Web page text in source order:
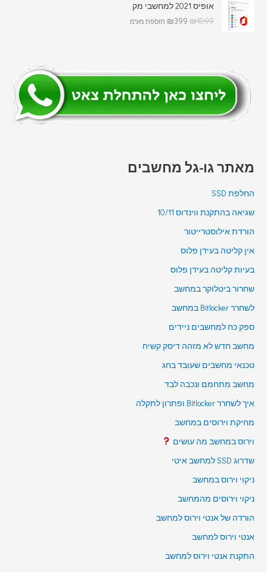
אופיס 2021 למחשבי מק
₪1099
₪399 תוספת מע"מ
מאתר גו-גל מחשבים
החלפת SSD
שגיאה בהתקנת ווינדוס 10/11
הורדת אילוסטרייטור
אין קליטה בעידן פלוס
בעיות קליטה בעידן פלוס
שחרור ביטלוקר במחשב
לשחרר Bitlocker במחשב
ספק כח למחשבים ניידים
מחשב חדש לא מזהה דיסק קשיח
טכנאי מחשבים שעובד בחג
מחשב מתחמם ונכבה לבד
איך לשחרר Bitlocker ופתרון לתקלה
מחיקת וירוסים במחשב
וירוס במחשב מה עושים
שדרוג SSD למחשב איטי
ניקוי וירוס במחשב
ניקוי וירוסים מהמחשב
הורדה של אנטי וירוס למחשב
אנטי וירוס למחשב
התקנת אנטי וירוס למחשב